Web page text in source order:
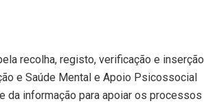
recolha, registo, verificação e inserção
e Saúde Mental e Apoio Psicossocial
da informação para apoiar os processos